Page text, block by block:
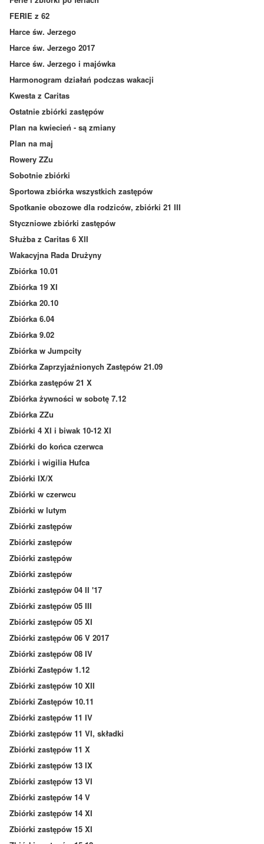
FERIE z 62
Harce św. Jerzego
Harce św. Jerzego 2017
Harce św. Jerzego i majówka
Harmonogram działań podczas wakacji
Kwesta z Caritas
Ostatnie zbiórki zastępów
Plan na kwiecień - są zmiany
Plan na maj
Rowery ZZu
Sobotnie zbiórki
Sportowa zbiórka wszystkich zastępów
Spotkanie obozowe dla rodziców, zbiórki 21 III
Styczniowe zbiórki zastępów
Służba z Caritas 6 XII
Wakacyjna Rada Drużyny
Zbiórka 10.01
Zbiórka 19 XI
Zbiórka 20.10
Zbiórka 6.04
Zbiórka 9.02
Zbiórka w Jumpcity
Zbiórka Zaprzyjaźnionych Zastępów 21.09
Zbiórka zastępów 21 X
Zbiórka żywności w sobotę 7.12
Zbiórka ZZu
Zbiórki 4 XI i biwak 10-12 XI
Zbiórki do końca czerwca
Zbiórki i wigilia Hufca
Zbiórki IX/X
Zbiórki w czerwcu
Zbiórki w lutym
Zbiórki zastępów
Zbiórki zastępów
Zbiórki zastępów
Zbiórki zastępów
Zbiórki zastępów 04 II '17
Zbiórki zastępów 05 III
Zbiórki zastępów 05 XI
Zbiórki zastępów 06 V 2017
Zbiórki zastępów 08 IV
Zbiórki Zastępów 1.12
Zbiórki zastępów 10 XII
Zbiórki Zastępów 10.11
Zbiórki zastępów 11 IV
Zbiórki zastępów 11 VI, składki
Zbiórki zastępów 11 X
Zbiórki zastępów 13 IX
Zbiórki zastępów 13 VI
Zbiórki zastępów 14 V
Zbiórki zastępów 14 XI
Zbiórki zastępów 15 XI